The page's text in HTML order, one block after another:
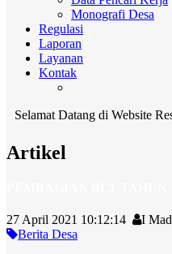
Monografi Desa
Regulasi
Laporan
Layanan
Kontak
Datang di Website Resmi
Artikel
27 April 2021 10:12:14 I
Berita Desa